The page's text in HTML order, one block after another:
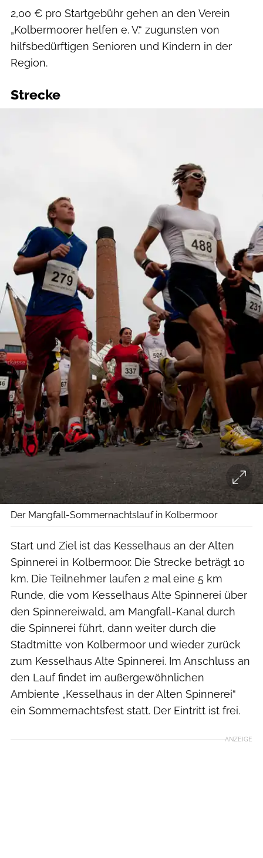
2,00 € pro Startgebühr gehen an den Verein
„Kolbermoorer helfen e. V.“ zugunsten von
hilfsbedürftigen Senioren und Kindern in der
Region.
Strecke
Der Mangfall-Sommernachtslauf in Kolbermoor
Start und Ziel ist das Kesselhaus an der Alten
Spinnerei in Kolbermoor. Die Strecke beträgt 10
km. Die Teilnehmer laufen 2 mal eine 5 km
Runde, die vom Kesselhaus Alte Spinnerei über
den Spinnereiwald, am Mangfall-Kanal durch
die Spinnerei führt, dann weiter durch die
Stadtmitte von Kolbermoor und wieder zurück
zum Kesselhaus Alte Spinnerei. Im Anschluss an
den Lauf findet im außergewöhnlichen
Ambiente „Kesselhaus in der Alten Spinnerei“
ein Sommernachtsfest statt. Der Eintritt ist frei.
ANZEIGE